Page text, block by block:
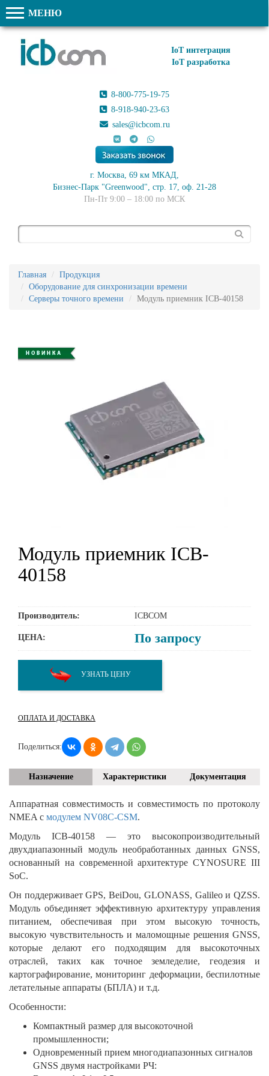
МЕНЮ
IoT интеграция
IoT разработка
8-800-775-19-75
8-918-940-23-63
sales@icbcom.ru
г. Москва, 69 км МКАД,
Бизнес-Парк "Greenwood", стр. 17, оф. 21-28
Пн-Пт 9:00 – 18:00 по МСК
Главная
Продукция
Оборудование для синхронизации времени
Cерверы точного времени
Модуль приемник ICB-40158
Модуль приемник ICB-
40158
Производитель: ICBCOM
ЦЕНА: По запросу
УЗНАТЬ ЦЕНУ
ОПЛАТА И ДОСТАВКА
Поделиться:
Назначение Характеристики Документация
Аппаратная совместимость и совместимость по протоколу
NMEA c модулем NV08C-CSM.
Модуль ICB-40158 — это высокопроизводительный
двухдиапазонный модуль необработанных данных GNSS,
основанный на современной архитектуре CYNOSURE III
SoC.
Он поддерживает GPS, BeiDou, GLONASS, Galileo и QZSS.
Модуль объединяет эффективную архитектуру управления
питанием, обеспечивая при этом высокую точность,
высокую чувствительность и маломощные решения GNSS,
которые делают его подходящим для высокоточных
отраслей, таких как точное земледелие, геодезия и
картографирование, мониторинг деформации, беспилотные
летательные аппараты (БПЛА) и т.д.
Особенности:
Компактный размер для высокоточной
промышленности;
Одновременный прием многодиапазонных сигналов
GNSS двумя настройками РЧ: